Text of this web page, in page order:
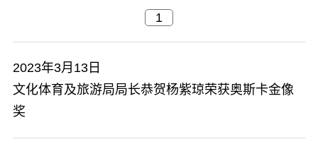
2023年3月13日
文化体育及旅游局局长恭贺杨紫琼荣获奥斯卡金像
奖